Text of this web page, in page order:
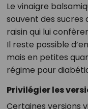
Le vinaigre
souvent des sucres
raisin qui lui
Il reste possible
mais en petites
régime pour
Privilégier les
Certaines versions